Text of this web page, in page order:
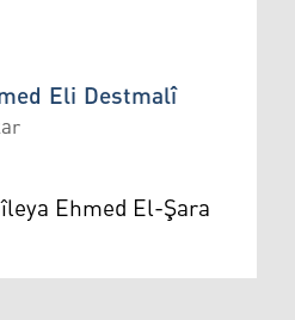
Eli Destmalî
Ehmed El-Şara